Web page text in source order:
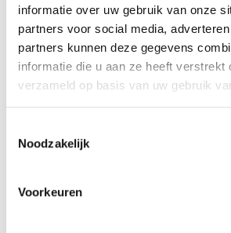
informatie over uw gebruik van onze
partners voor social media,
partners kunnen deze gegevens
informatie die u aan ze heeft verstrekt
verzameld op basis van uw gebruik
Noodzakelijk
Voorkeuren
GERELATEERDE